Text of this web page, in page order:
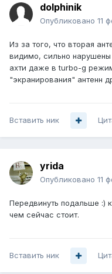
dolphinik
Опубликовано 11
Из за того, что вторая
видимо, сильно
ахти даже в turbo-g
"экранирования" антенн
Вставить ник
yrida
Опубликовано 11
Передвинуть подальше :)
чем сейчас стоит.
Вставить ник